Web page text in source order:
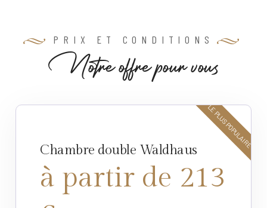
PRIX ET CONDITIONS
Notreoffrepourvous
Chambre double Waldhaus
à partir de 213
LE PLUS POPULAIRE